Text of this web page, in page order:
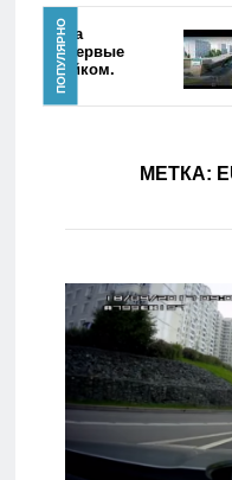
Главная
Новости
ПОПУЛЯРНО
района
Первые
фэйком.
МЕТКА: